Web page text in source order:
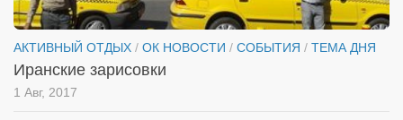
АКТИВНЫЙ ОТДЫХ / ОК НОВОСТИ / СОБЫТИЯ / ТЕМА ДНЯ
Иранские зарисовки
1 Авг, 2017